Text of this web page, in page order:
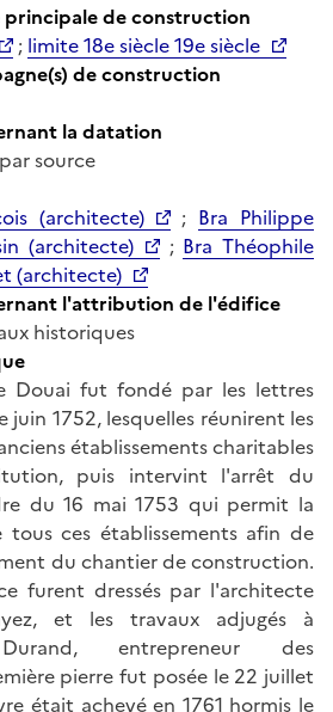
principale de construction
; limite 18e siècle 19e siècle
de construction
la datation
source
(architecte)
; Bra Philippe
(architecte) ; Bra Théophile
(architecte)
l'attribution de l'édifice
historiques
Douai fut fondé par les lettres
1752, lesquelles réunirent les
établissements charitables
puis intervint l'arrêt du
du 16 mai 1753 qui permit la
ces établissements afin de
du chantier de construction.
furent dressés par l'architecte
et les travaux adjugés à
Durand, entrepreneur des
pierre fut posée le 22 juillet
était achevé en 1761 hormis le